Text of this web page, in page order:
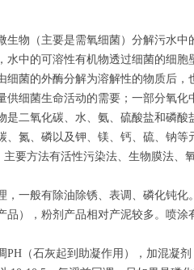
生物（主要是需氧细菌）分解污水
水中的可溶性有机物透过细菌的细
细菌的外酶分解为溶解性的物质后
供细菌生命活动的需要；一部分氧
是二氧化碳、水、氨、硫酸盐和磷
、氮、磷以及钾、镁、钙、硫、钠
要方法有活性污染法、生物膜法、
，一般有除油除锈、表调、磷化钝
品），粉剂产品相对产泥较多。喷
PH（石灰起到助凝作用），加混凝